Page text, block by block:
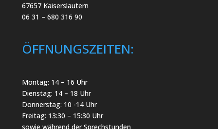
67657 Kaiserslautern
06 31 – 680 316 90
ÖFFNUNGSZEITEN:
Montag: 14 – 16 Uhr
Dienstag: 14 – 18 Uhr
Donnerstag: 10 -14 Uhr
Freitag: 13:30 – 15:30 Uhr
sowie während der Sprechstunden